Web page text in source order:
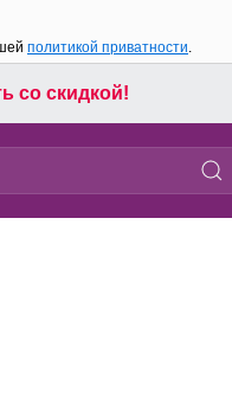
политикой приватности.
со скидкой!